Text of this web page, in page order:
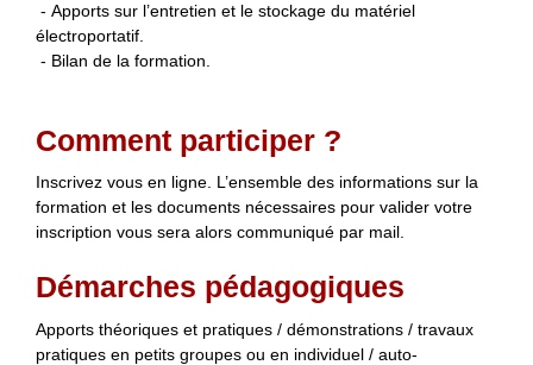
- Apports sur l’entretien et le stockage du matériel
électroportatif.
- Bilan de la formation.
Comment participer ?
Inscrivez vous en ligne. L’ensemble des informations sur la
formation et les documents nécessaires pour valider votre
inscription vous sera alors communiqué par mail.
Démarches pédagogiques
Apports théoriques et pratiques / démonstrations / travaux
pratiques en petits groupes ou en individuel / auto-